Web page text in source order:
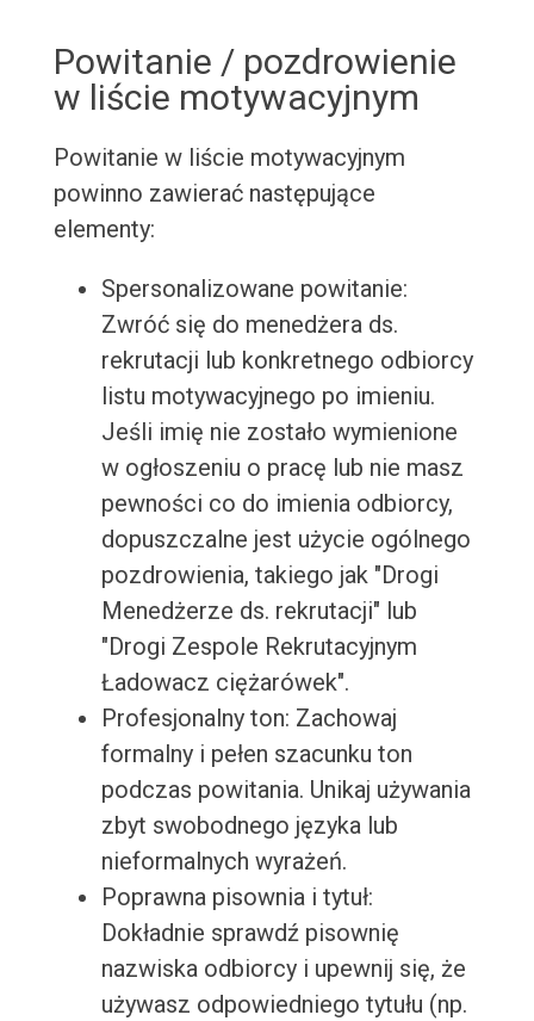
Powitanie / pozdrowienie
w liście motywacyjnym
Powitanie w liście motywacyjnym
powinno zawierać następujące
elementy:
Spersonalizowane powitanie:
Zwróć się do menedżera ds.
rekrutacji lub konkretnego odbiorcy
listu motywacyjnego po imieniu.
Jeśli imię nie zostało wymienione
w ogłoszeniu o pracę lub nie masz
pewności co do imienia odbiorcy,
dopuszczalne jest użycie ogólnego
pozdrowienia, takiego jak "Drogi
Menedżerze ds. rekrutacji" lub
"Drogi Zespole Rekrutacyjnym
Ładowacz ciężarówek".
Profesjonalny ton: Zachowaj
formalny i pełen szacunku ton
podczas powitania. Unikaj używania
zbyt swobodnego języka lub
nieformalnych wyrażeń.
Poprawna pisownia i tytuł:
Dokładnie sprawdź pisownię
nazwiska odbiorcy i upewnij się, że
używasz odpowiedniego tytułu (np.